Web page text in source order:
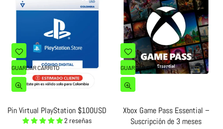
GUARDAR CARRITO
Pin Virtual PlayStation $100USD
2 reseñas
GUARDAR CARRITO
Xbox Game Pass Essential –
Suscripción de 3 meses